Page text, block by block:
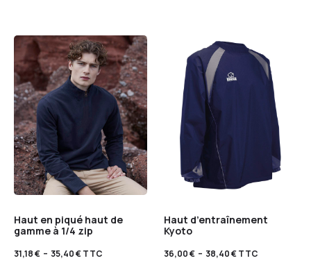
Haut en piqué haut de
gamme à 1/4 zip
31,18€ – 35,40€TTC
Haut d’entraînement
Kyoto
36,00€ – 38,40€TTC